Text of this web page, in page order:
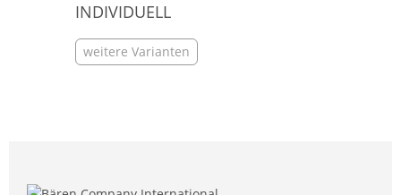
INDIVIDUELL
weitere Varianten